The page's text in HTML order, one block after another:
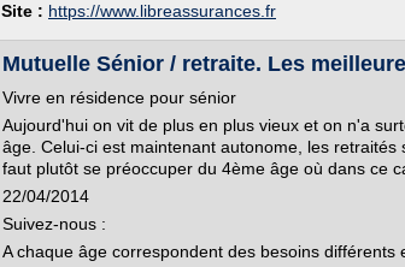
Site : https://www.libreassurances.fr
Mutuelle Sénior / retraite. Les
Vivre en résidence pour sénior
Aujourd'hui on vit de plus en plus vieux et on n'a
âge. Celui-ci est maintenant autonome, les
faut plutôt se préoccuper du 4ème âge où dans ce
22/04/2014
Suivez-nous :
A chaque âge correspondent des besoins différents